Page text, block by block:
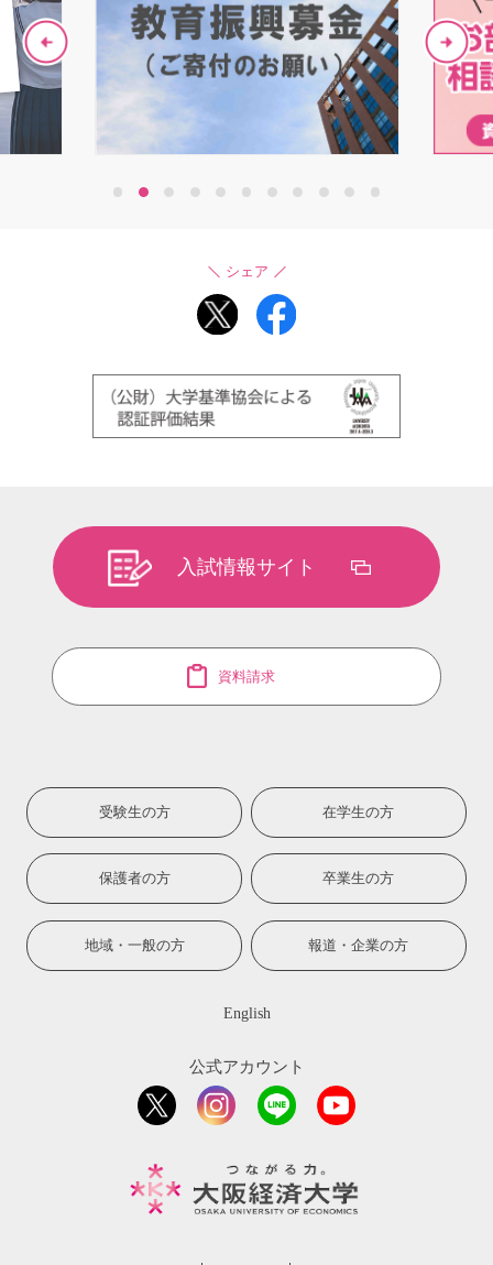
2 4 5 7 9
シェア
入試情報サイト
資料請求
受験生の方 在学生の方
保護者の方 卒業生の方
地域・一般の方 報道・企業の方
English
公式アカウント